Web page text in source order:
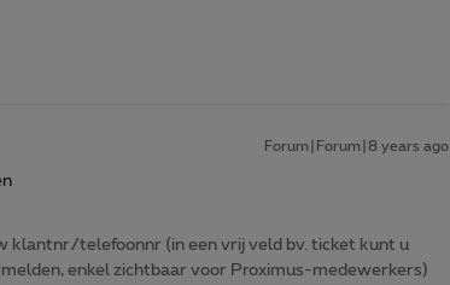
Forum|Forum|8 years ago
klantnr/telefoonnr (in een vrij veld bv. ticket kunt u
enkel zichtbaar voor Proximus-medewerkers)